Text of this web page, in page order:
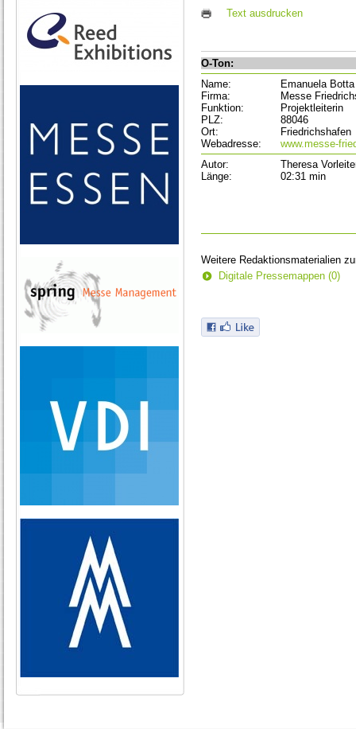
Text ausdrucken
O-Ton:
Name:
Emanuela Botta
Firma:
Messe
Funktion:
Projektleiterin
PLZ:
88046
Ort:
Friedrichshafen
Webadresse:
www.messe-
Autor:
Theresa
Länge:
02:31 min
Weitere Redaktionsmaterialien
Digitale Pressemappen (0)